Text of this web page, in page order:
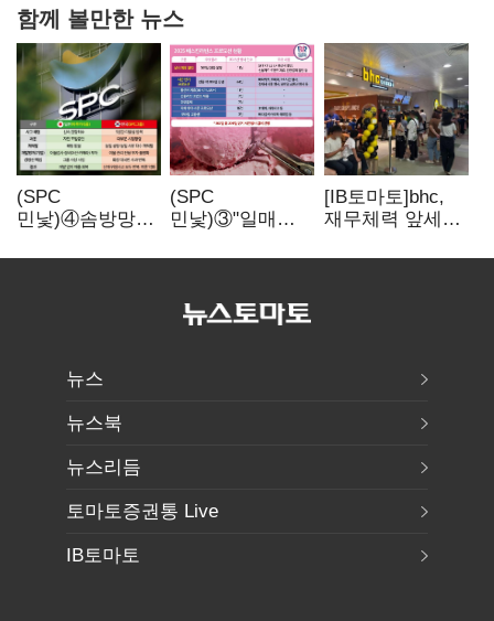
함께 볼만한 뉴스
(SPC
민낯)④솜방망이
식품위생법 위반
(SPC
민낯)③"일매출
수익 제자리"…
'상시 할인'
[IB토마토]bhc,
재무체력 앞세워
투자…'본게임'
뉴스
뉴스북
뉴스리듬
토마토증권통 Live
IB토마토